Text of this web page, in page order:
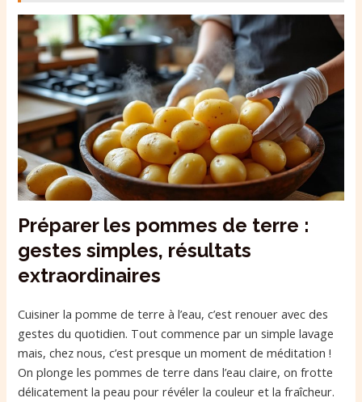
Préparer les pommes de terre :
gestes simples, résultats
extraordinaires
Cuisiner la pomme de terre à l’eau, c’est renouer avec des
gestes du quotidien. Tout commence par un simple lavage
mais, chez nous, c’est presque un moment de méditation !
On plonge les pommes de terre dans l’eau claire, on frotte
délicatement la peau pour révéler la couleur et la fraîcheur.